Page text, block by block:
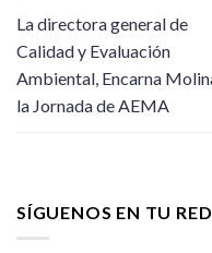
La directora general de
Calidad y Evaluación
Ambiental, Encarna
la Jornada de AEMA
SÍGUENOS EN TU